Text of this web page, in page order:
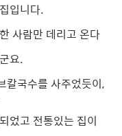
입니다.
사람만 데리고 온다
요.
칼국수를 사주었듯이,
었고 전통있는 집이